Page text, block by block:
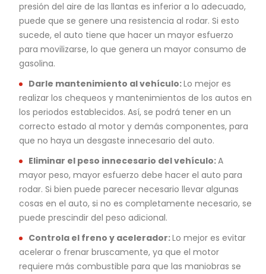
presión del aire de las llantas es inferior a lo adecuado,
puede que se genere una resistencia al rodar. Si esto
sucede, el auto tiene que hacer un mayor esfuerzo
para movilizarse, lo que genera un mayor consumo de
gasolina.
Darle mantenimiento al vehículo:Lo mejor es
realizar los chequeos y mantenimientos de los autos en
los periodos establecidos. Así, se podrá tener en un
correcto estado al motor y demás componentes, para
que no haya un desgaste innecesario del auto.
Eliminar el peso innecesario del vehículo:A
mayor peso, mayor esfuerzo debe hacer el auto para
rodar. Si bien puede parecer necesario llevar algunas
cosas en el auto, si no es completamente necesario, se
puede prescindir del peso adicional.
Controla el freno y acelerador:Lo mejor es evitar
acelerar o frenar bruscamente, ya que el motor
requiere más combustible para que las maniobras se